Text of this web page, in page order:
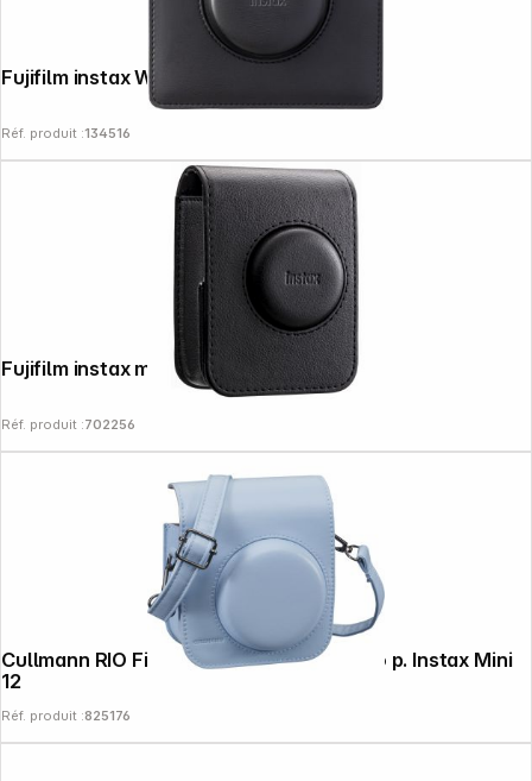
Fujifilm instax Wide evo sacoche
Réf. produit :134516
Fujifilm instax mini evo sacoche noir
Réf. produit :702256
Cullmann RIO Fit 120 bleu sacoche photo p. Instax Mini
12
Réf. produit :825176